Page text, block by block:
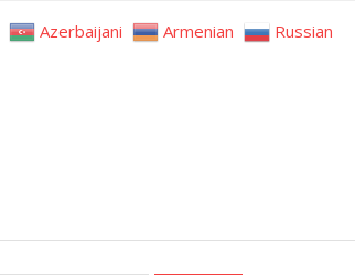
Azerbaijani Armenian Russian